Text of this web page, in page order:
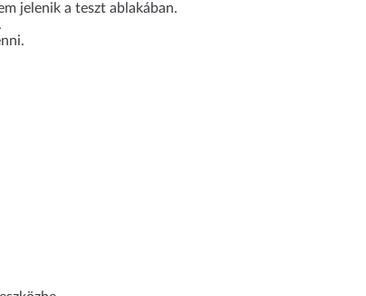
jelenik a teszt ablakában.